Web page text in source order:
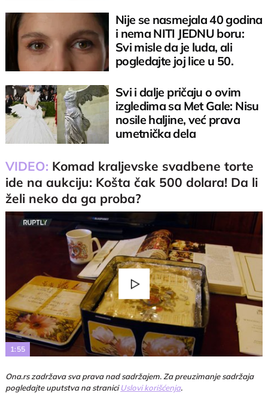
Nije se nasmejala 40 godina
i nema NITI JEDNU boru:
Svi misle da je luda, ali
pogledajte joj lice u 50.
Svi i dalje pričaju o ovim
izgledima sa Met Gale: Nisu
nosile haljine, već prava
umetnička dela
VIDEO: Komad kraljevske svadbene torte
ide na aukciju: Košta čak 500 dolara! Da li
želi neko da ga proba?
Play
Video
1:55
Ona.rs zadržava sva prava nad sadržajem. Za preuzimanje sadržaja
pogledajte uputstva na straniciUslovi korišćenja.